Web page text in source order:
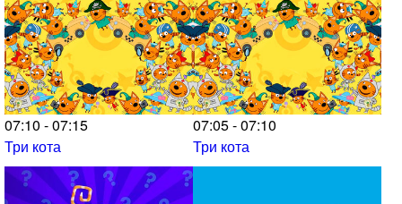
07:10 - 07:15
Три кота
07:05 - 07:10
Три кота